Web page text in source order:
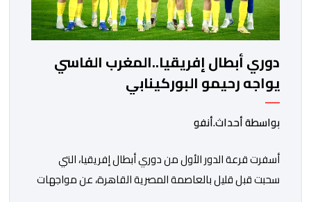
دوري أبطال إفريقيا..المغرب الفاسي
يواجه رحيمو البوركينابي
بواسطة أحداث.أنفو
أسفرت قرعة الدور الأول من دوري أبطال إفريقيا، التي
سحبت قبل قليل بالعاصمة المصرية القاهرة، عن مواجهات